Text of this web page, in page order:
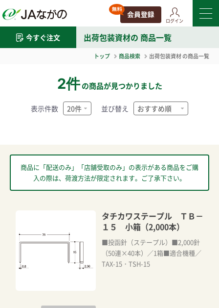
ログイン
今すぐ注文 出荷包装資材の 商品一覧
トップ 商品検索 出荷包装資材の商品一覧
2件 の商品が見つかりました
表示件数 並び替え
商品に「配送のみ」「店舗受取のみ」の表示がある商品をご購
入の際は、荷渡方法が限定されます。ご了承下さい。
タチカワステープル ＴＢ－
１５ 小箱（2,000本）
■投函針（ステープル）■2,000針
（50連×40本）／1箱■適​合​機​種／
TAX-15・TSH-15